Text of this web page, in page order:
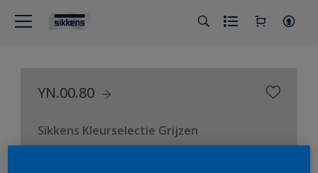
YN.00.80
Sikkens Kleurselectie Grijzen